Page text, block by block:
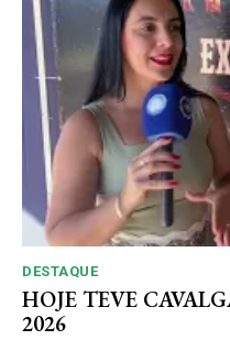
DESTAQUE
HOJE TEVE
2026